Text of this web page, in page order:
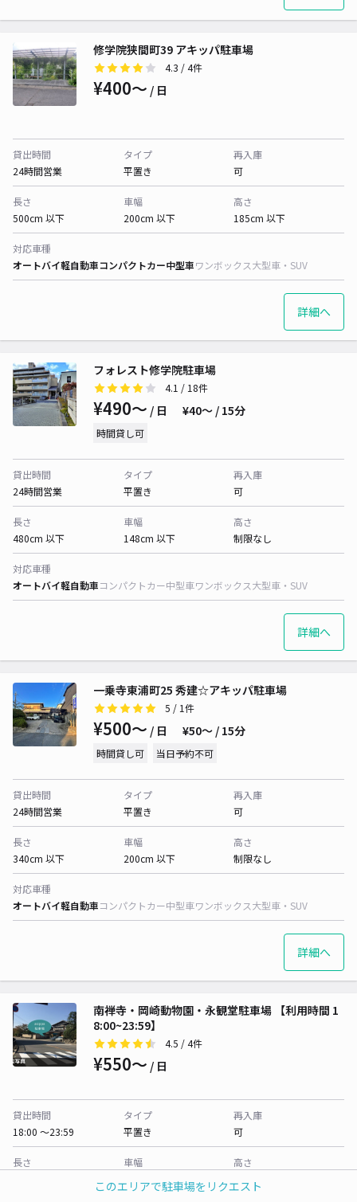
このエリアで駐車場をリクエスト
修学院狭間町39 アキッパ駐車場
4.3 / 4件
¥400〜 / 日
貸出時間
24時間営業
タイプ
平置き
再入庫
可
長さ
500cm 以下
車幅
200cm 以下
高さ
185cm 以下
対応車種
オートバイ軽自動車コンパクトカー中型車ワンボックス大型車・SUV
詳細へ
フォレスト修学院駐車場
4.1 / 18件
¥490〜 / 日 ¥40〜 / 15分
時間貸し可
貸出時間
24時間営業
タイプ
平置き
再入庫
可
長さ
480cm 以下
車幅
148cm 以下
高さ
制限なし
対応車種
オートバイ軽自動車コンパクトカー中型車ワンボックス大型車・SUV
詳細へ
一乗寺東浦町25 秀建☆アキッパ駐車場
5 / 1件
¥500〜 / 日 ¥50〜 / 15分
時間貸し可 当日予約不可
貸出時間
24時間営業
タイプ
平置き
再入庫
可
長さ
340cm 以下
車幅
200cm 以下
高さ
制限なし
対応車種
オートバイ軽自動車コンパクトカー中型車ワンボックス大型車・SUV
詳細へ
南禅寺・岡崎動物園・永観堂駐車場 【利用時間 1
8:00~23:59】
4.5 / 4件
¥550〜 / 日
貸出時間
18:00 〜23:59
タイプ
平置き
再入庫
可
長さ
車幅
200cm 以下
高さ